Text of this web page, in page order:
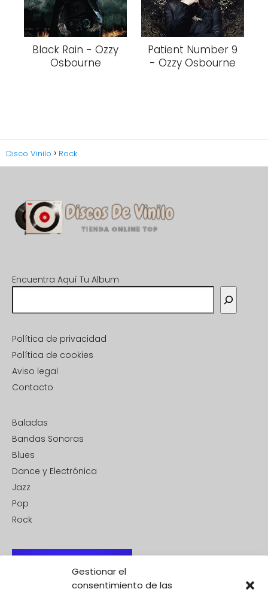
Gestionar el
consentimiento de las
Black Rain - Ozzy
Osbourne
Patient Number 9
- Ozzy Osbourne
Disco Vinilo Rock
Encuentra Aquí Tu Album
Política de privacidad
Política de cookies
Aviso legal
Contacto
Baladas
Bandas Sonoras
Blues
Dance y Electrónica
Jazz
Pop
Rock